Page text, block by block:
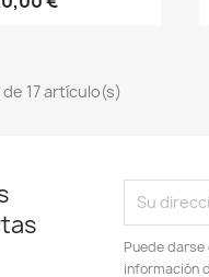
17 artículo(s)
Puede
información